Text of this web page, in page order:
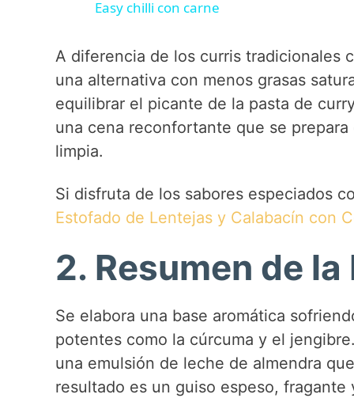
V
i
e
o
Easy chilli con carne
A diferencia de los curris tradicionales
una alternativa con menos grasas
equilibrar el picante de la pasta de
una cena reconfortante que se
limpia.
Si disfruta de los sabores especiados
Estofado de Lentejas y Calabacín con
2. Resumen de la
Se elabora una base aromática
potentes como la cúrcuma y el
una emulsión de leche de almendra
resultado es un guiso espeso,